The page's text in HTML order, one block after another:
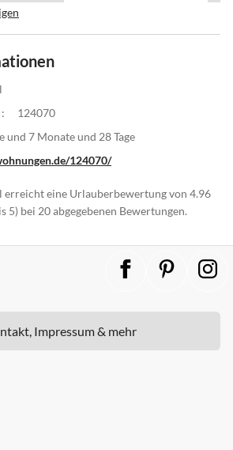
124070
und 7 Monate und 28 Tage
124070/
erreicht eine Urlauberbewertung von 4.96
5) bei 20 abgegebenen Bewertungen.
Impressum & mehr